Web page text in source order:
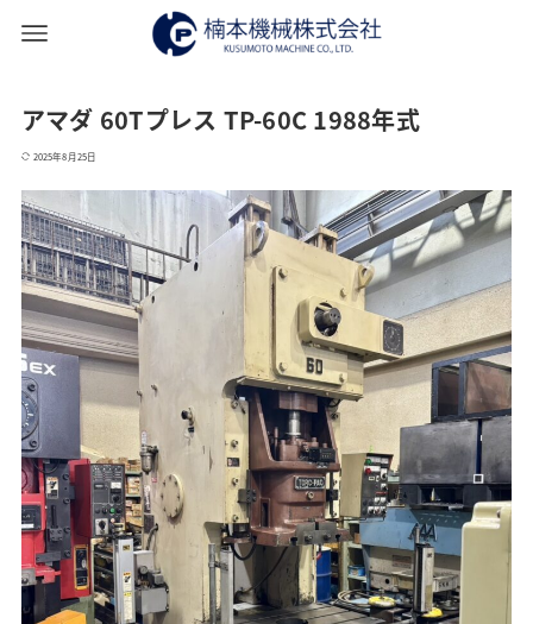
アマダ 60Tプレス TP-60C 1988年式
2025年8月25日